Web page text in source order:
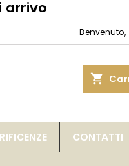
arrivo
Benvenuto,
shopping_cart
CONTATTI